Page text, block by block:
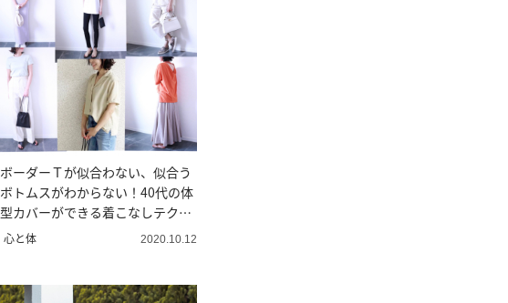
ボーダーＴが似合わない、似合う
ボトムスがわからない！40代の体
型カバーができる着こなしテク6
選
心と体 2020.10.12